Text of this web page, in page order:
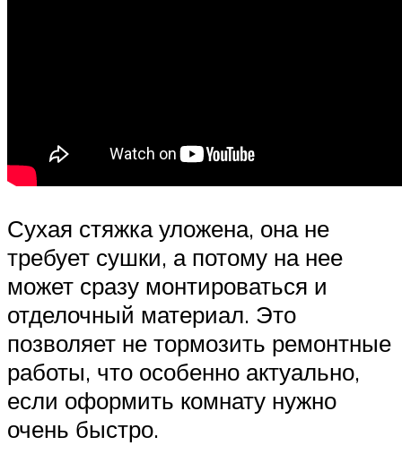
Сухая стяжка уложена, она не
требует сушки, а потому на нее
может сразу монтироваться и
отделочный материал. Это
позволяет не тормозить ремонтные
работы, что особенно актуально,
если оформить комнату нужно
очень быстро.